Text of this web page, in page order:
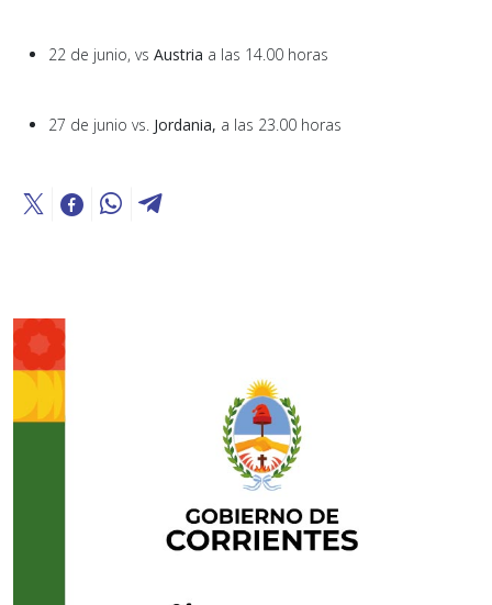
22 de junio, vs Austria a las 14.00 horas
27 de junio vs. Jordania, a las 23.00 horas